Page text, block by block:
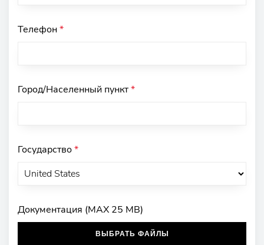
Телефон*
Город/Населенный пункт*
Государство*
Документация (MAX 25 MB)
ВЫБРАТЬ ФАЙЛЫ